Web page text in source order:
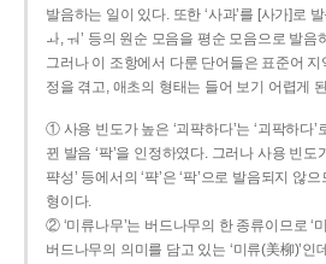
발음하는 일이 있다. 또한 ‘사과’를 [사가]로
ㅘ, ㅝ’ 등의 원순 모음을 평순 모음으로 발음
그러나 이 조항에서 다룬 단어들은 표준어
정을 겪고, 애초의 형태는 들어 보기 어렵게
① 사용 빈도가 높은 ‘괴퍅하다’는 ‘괴팍하다
뀐 발음 ‘팍’을 인정하였다. 그러나 사용 빈도
퍅성’ 등에서의 ‘퍅’은 ‘팍’으로 발음되지 않
형이다.
② ‘미류나무’는 버드나무의 한 종류이므로 ‘
버드나무의 의미를 담고 있는 ‘미류(美柳)’인